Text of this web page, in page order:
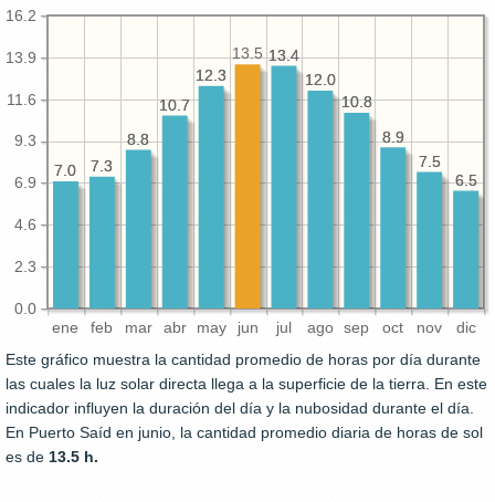
ene feb mar abr may jun jul ago sep oct nov dic
0.0
2.3
4.6
6.9
9.3
11.6
13.9
16.2
6.5
7.5
8.9
10.8
12.0
13.4
12.3
10.7
8.8
7.3
7.0
6.5
7.5
8.9
10.8
12.0
13.4
13.5
12.3
10.7
8.8
7.3
7.0
Este gráfico muestra la cantidad promedio de horas por día durante
las cuales la luz solar directa llega a la superficie de la tierra. En este
indicador influyen la duración del día y la nubosidad durante el día.
En Puerto Saíd en junio, la cantidad promedio diaria de horas de sol
es de 13.5 h.